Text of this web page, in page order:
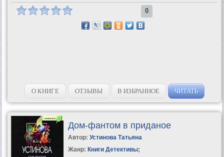
0
О КНИГЕ ОТЗЫВЫ В ИЗБРАННОЕ ЧИТАТЬ
Дом-фантом в приданое
Автор: Устинова Татьяна
Жанр: Книги Детективы;